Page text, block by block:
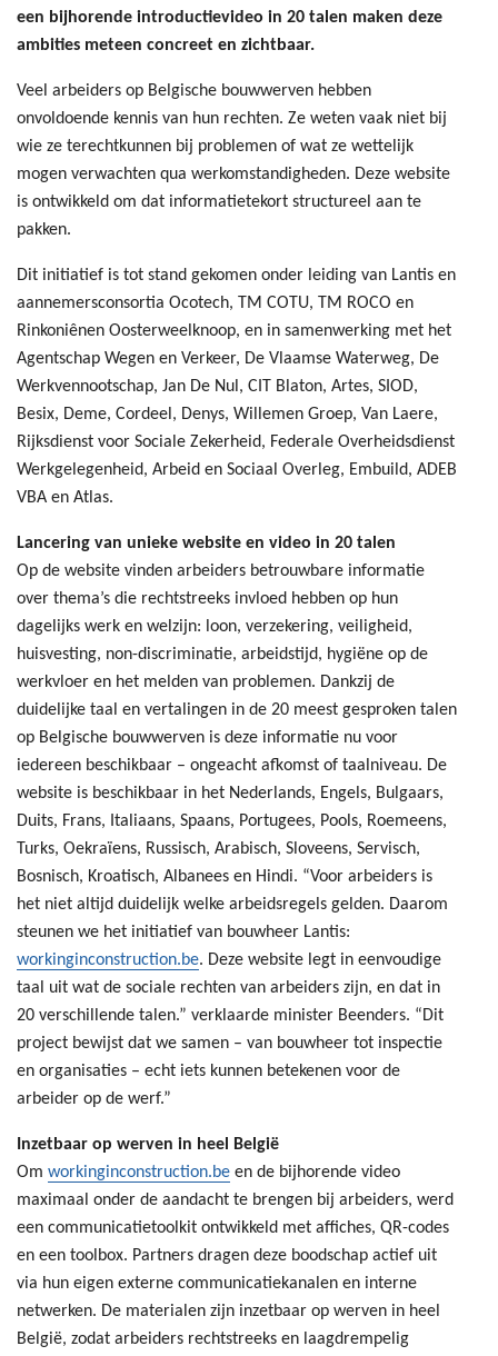
een bijhorende introductievideo in 20 talen maken deze
ambities meteen concreet en zichtbaar.
Veel arbeiders op Belgische bouwwerven hebben
onvoldoende kennis van hun rechten. Ze weten vaak niet bij
wie ze terechtkunnen bij problemen of wat ze wettelijk
mogen verwachten qua werkomstandigheden. Deze website
is ontwikkeld om dat informatietekort structureel aan te
pakken.
Dit initiatief is tot stand gekomen onder leiding van Lantis en
aannemersconsortia Ocotech, TM COTU, TM ROCO en
Rinkoniênen Oosterweelknoop, en in samenwerking met het
Agentschap Wegen en Verkeer, De Vlaamse Waterweg, De
Werkvennootschap, Jan De Nul, CIT Blaton, Artes, SIOD,
Besix, Deme, Cordeel, Denys, Willemen Groep, Van Laere,
Rijksdienst voor Sociale Zekerheid, Federale Overheidsdienst
Werkgelegenheid, Arbeid en Sociaal Overleg, Embuild, ADEB
VBA en Atlas.
Lancering van unieke website en video in 20 talen
Op de website vinden arbeiders betrouwbare informatie
over thema’s die rechtstreeks invloed hebben op hun
dagelijks werk en welzijn: loon, verzekering, veiligheid,
huisvesting, non-discriminatie, arbeidstijd, hygiëne op de
werkvloer en het melden van problemen. Dankzij de
duidelijke taal en vertalingen in de 20 meest gesproken talen
op Belgische bouwwerven is deze informatie nu voor
iedereen beschikbaar – ongeacht afkomst of taalniveau. De
website is beschikbaar in het Nederlands, Engels, Bulgaars,
Duits, Frans, Italiaans, Spaans, Portugees, Pools, Roemeens,
Turks, Oekraïens, Russisch, Arabisch, Sloveens, Servisch,
Bosnisch, Kroatisch, Albanees en Hindi. “Voor arbeiders is
het niet altijd duidelijk welke arbeidsregels gelden. Daarom
steunen we het initiatief van bouwheer Lantis:
workinginconstruction.be. Deze website legt in eenvoudige
taal uit wat de sociale rechten van arbeiders zijn, en dat in
20 verschillende talen.” verklaarde minister Beenders. “Dit
project bewijst dat we samen – van bouwheer tot inspectie
en organisaties – echt iets kunnen betekenen voor de
arbeider op de werf.”
Inzetbaar op werven in heel België
Om workinginconstruction.be en de bijhorende video
maximaal onder de aandacht te brengen bij arbeiders, werd
een communicatietoolkit ontwikkeld met affiches, QR-codes
en een toolbox. Partners dragen deze boodschap actief uit
via hun eigen externe communicatiekanalen en interne
netwerken. De materialen zijn inzetbaar op werven in heel
België, zodat arbeiders rechtstreeks en laagdrempelig